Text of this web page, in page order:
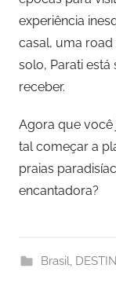
experiência
casal, uma
solo, Parati
receber.
Agora que você
tal começar a
praias
encantadora?
Brasil,